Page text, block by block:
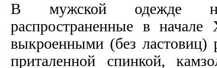
В мужской одежде
распространенные в
выкроенными (без ластовиц)
приталенной спинкой,